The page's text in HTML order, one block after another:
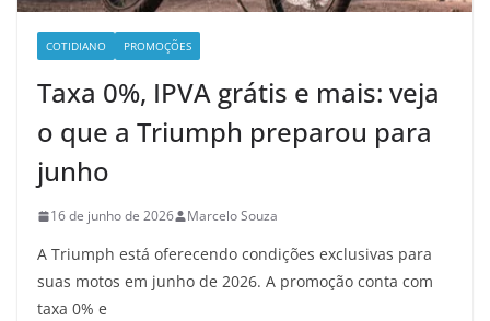
COTIDIANO PROMOÇÕES
Taxa 0%, IPVA grátis e mais: veja
o que a Triumph preparou para
junho
16 de junho de 2026 Marcelo Souza
A Triumph está oferecendo condições exclusivas para
suas motos em junho de 2026. A promoção conta com
taxa 0% e